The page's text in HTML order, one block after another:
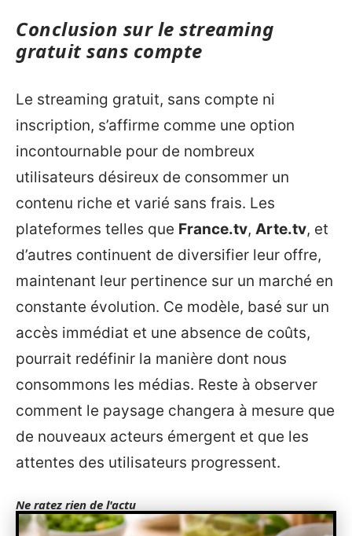
Conclusion sur le streaming
gratuit sans compte
Le streaming gratuit, sans compte ni
inscription, s’affirme comme une option
incontournable pour de nombreux
utilisateurs désireux de consommer un
contenu riche et varié sans frais. Les
plateformes telles que France.tv, Arte.tv, et
d’autres continuent de diversifier leur offre,
maintenant leur pertinence sur un marché en
constante évolution. Ce modèle, basé sur un
accès immédiat et une absence de coûts,
pourrait redéfinir la manière dont nous
consommons les médias. Reste à observer
comment le paysage changera à mesure que
de nouveaux acteurs émergent et que les
attentes des utilisateurs progressent.
Ne ratez rien de l'actu